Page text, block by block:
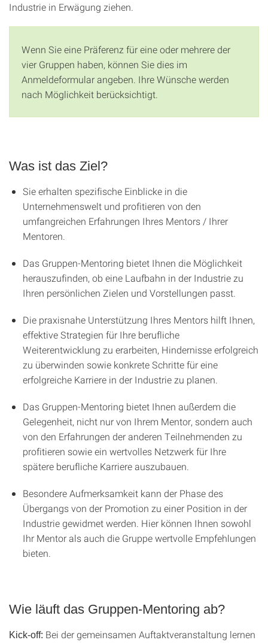
Industrie in Erwägung ziehen.
Wenn Sie eine Präferenz für eine oder mehrere der
vier Gruppen haben, können Sie dies im
Anmeldeformular angeben. Ihre Wünsche werden
nach Möglichkeit berücksichtigt.
Was ist das Ziel?
Sie erhalten spezifische Einblicke in die
Unternehmenswelt und profitieren von den
umfangreichen Erfahrungen Ihres Mentors / Ihrer
Mentoren.
Das Gruppen-Mentoring bietet Ihnen die Möglichkeit
herauszufinden, ob eine Laufbahn in der Industrie zu
Ihren persönlichen Zielen und Vorstellungen passt.
Die praxisnahe Unterstützung Ihres Mentors hilft Ihnen,
effektive Strategien für Ihre berufliche
Weiterentwicklung zu erarbeiten, Hindernisse erfolgreich
zu überwinden sowie konkrete Schritte für eine
erfolgreiche Karriere in der Industrie zu planen.
Das Gruppen-Mentoring bietet Ihnen außerdem die
Gelegenheit, nicht nur von Ihrem Mentor, sondern auch
von den Erfahrungen der anderen Teilnehmenden zu
profitieren sowie ein wertvolles Netzwerk für Ihre
spätere berufliche Karriere auszubauen.
Besondere Aufmerksamkeit kann der Phase des
Übergangs von der Promotion zu einer Position in der
Industrie gewidmet werden. Hier können Ihnen sowohl
Ihr Mentor als auch die Gruppe wertvolle Empfehlungen
bieten.
Wie läuft das Gruppen-Mentoring ab?
Kick-off: Bei der gemeinsamen Auftaktveranstaltung lernen